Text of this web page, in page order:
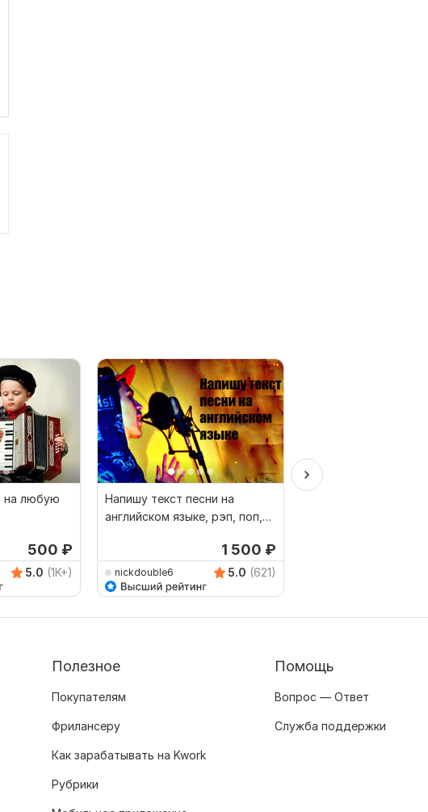
на любую
500 ₽
5.0 (1K+)
Напишу текст песни на
английском языке, рэп, поп,
1 500 ₽
nickdouble6 5.0 (621)
Полезное
Покупателям
Фрилансеру
Как зарабатывать на Kwork
Рубрики
Помощь
Вопрос — Ответ
Служба поддержки